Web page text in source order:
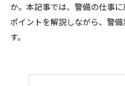
か。本記事では、警備の仕事
ポイントを解説しながら、警
す。